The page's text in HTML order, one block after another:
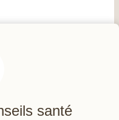
santé